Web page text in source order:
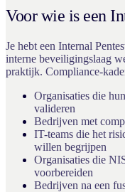
Voor wie is een
Je hebt een Internal
interne beveiligingslaag
praktijk. Compliance-
Organisaties die
valideren
Bedrijven met
IT-teams die het
willen begrijpen
Organisaties die
voorbereiden
Bedrijven na een